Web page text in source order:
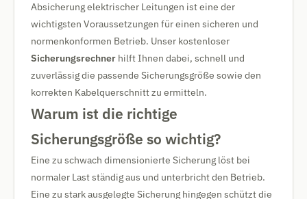
Absicherung elektrischer Leitungen ist eine der
wichtigsten Voraussetzungen für einen sicheren und
normenkonformen Betrieb. Unser kostenloser
Sicherungsrechner hilft Ihnen dabei, schnell und
zuverlässig die passende Sicherungsgröße sowie den
korrekten Kabelquerschnitt zu ermitteln.
Warum ist die richtige
Sicherungsgröße so wichtig?
Eine zu schwach dimensionierte Sicherung löst bei
normaler Last ständig aus und unterbricht den Betrieb.
Eine zu stark ausgelegte Sicherung hingegen schützt die